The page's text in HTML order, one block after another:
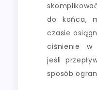
do końca,
czasie
ciśnienie w
jeśli
sposób